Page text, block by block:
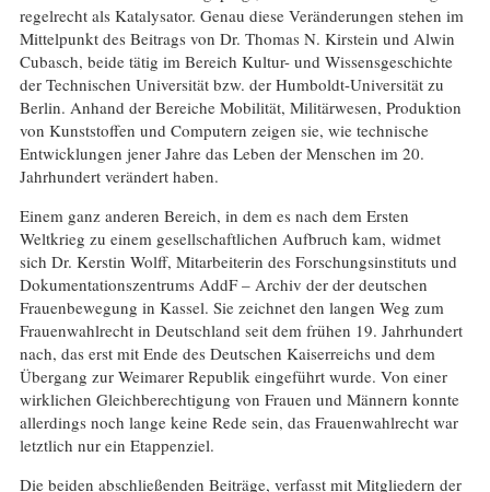
regelrecht als Katalysator. Genau diese Veränderungen stehen im
Mittelpunkt des Beitrags von Dr. Thomas N. Kirstein und Alwin
Cubasch, beide tätig im Bereich Kultur- und Wissensgeschichte
der Technischen Universität bzw. der Humboldt-Universität zu
Berlin. Anhand der Bereiche Mobilität, Militärwesen, Produktion
von Kunststoffen und Computern zeigen sie, wie technische
Entwicklungen jener Jahre das Leben der Menschen im 20.
Jahrhundert verändert haben.
Einem ganz anderen Bereich, in dem es nach dem Ersten
Weltkrieg zu einem gesellschaftlichen Aufbruch kam, widmet
sich Dr. Kerstin Wolff, Mitarbeiterin des Forschungsinstituts und
Dokumentationszentrums AddF – Archiv der der deutschen
Frauenbewegung in Kassel. Sie zeichnet den langen Weg zum
Frauenwahlrecht in Deutschland seit dem frühen 19. Jahrhundert
nach, das erst mit Ende des Deutschen Kaiserreichs und dem
Übergang zur Weimarer Republik eingeführt wurde. Von einer
wirklichen Gleichberechtigung von Frauen und Männern konnte
allerdings noch lange keine Rede sein, das Frauenwahlrecht war
letztlich nur ein Etappenziel.
Die beiden abschließenden Beiträge, verfasst mit Mitgliedern der